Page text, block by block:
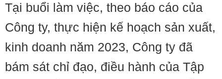
Tại buổi làm việc, theo báo cáo của
Công ty, thực hiện kế hoạch sản xuất,
kinh doanh năm 2023, Công ty đã
bám sát chỉ đạo, điều hành của Tập